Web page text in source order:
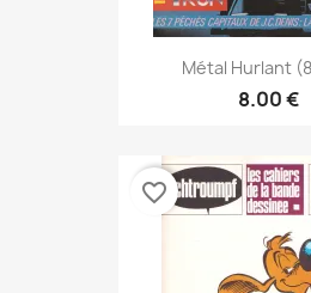
Métal Hurlant
8.00 €
favorite_border